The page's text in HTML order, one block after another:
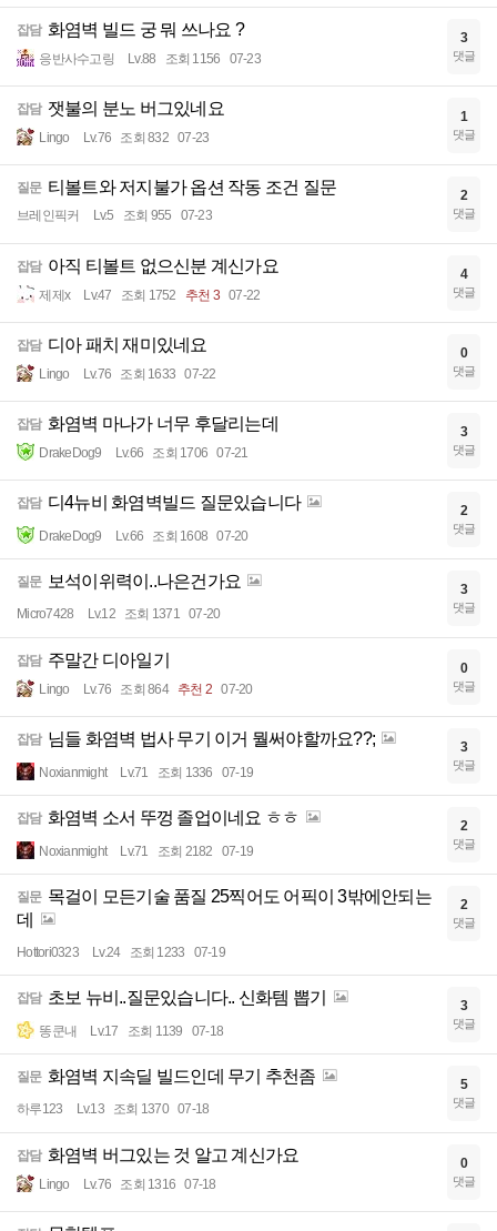
잡담 화염벽 빌드 궁 뭐 쓰나요 ?
응반사수고링 Lv.88 조회 1156 07-23
3
댓글
잡담 잿불의 분노 버그있네요
Lingo Lv.76 조회 832 07-23
1
댓글
질문 티볼트와 저지불가 옵션 작동 조건 질문
브레인픽커 Lv.5 조회 955 07-23
2
댓글
잡담 아직 티볼트 없으신분 계신가요
제제x Lv.47 조회 1752 추천 3 07-22
4
댓글
잡담 디아 패치 재미있네요
Lingo Lv.76 조회 1633 07-22
0
댓글
잡담 화염벽 마나가 너무 후달리는데
DrakeDog9 Lv.66 조회 1706 07-21
3
댓글
잡담 디4뉴비 화염벽빌드 질문있습니다
DrakeDog9 Lv.66 조회 1608 07-20
2
댓글
질문 보석이위력이..나은건가요
Micro7428 Lv.12 조회 1371 07-20
3
댓글
잡담 주말간 디아일기
Lingo Lv.76 조회 864 추천 2 07-20
0
댓글
잡담 님들 화염벽 법사 무기 이거 뭘써야할까요??;
Noxianmight Lv.71 조회 1336 07-19
3
댓글
잡담 화염벽 소서 뚜껑 졸업이네요 ㅎㅎ
Noxianmight Lv.71 조회 2182 07-19
2
댓글
질문 목걸이 모든기술 품질 25찍어도 어픽이 3밖에안되는
데
Hottori0323 Lv.24 조회 1233 07-19
2
댓글
잡담 초보 뉴비..질문있습니다.. 신화템 뽑기
똥쿤내 Lv.17 조회 1139 07-18
3
댓글
질문 화염벽 지속딜 빌드인데 무기 추천좀
하루123 Lv.13 조회 1370 07-18
5
댓글
잡담 화염벽 버그있는 것 알고 계신가요
Lingo Lv.76 조회 1316 07-18
0
댓글